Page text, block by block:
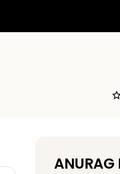
ANURAG